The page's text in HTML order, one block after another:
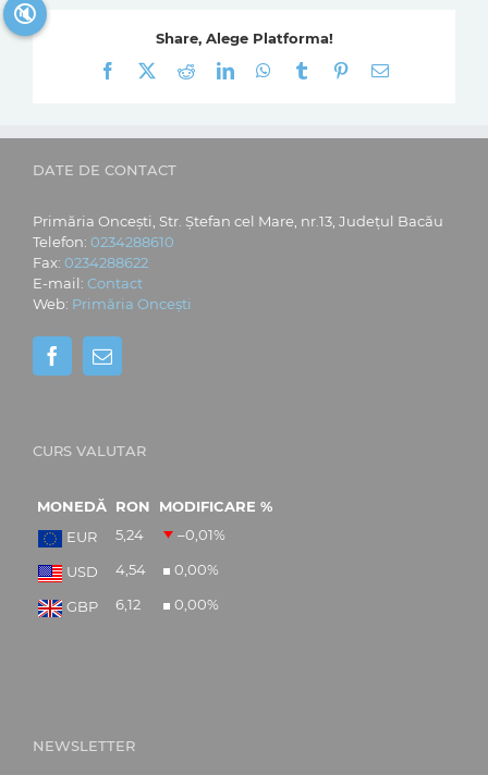
Share, Alege Platforma!
Facebook
RedditLinkedInWhatsApp
Tumblr Pinterest
E-
DATE DE CONTACT
Primăria Oncești, Str. Ștefan cel Mare, nr.13, Județul Bacău
Telefon: 0234288610
Fax: 0234288622
E-mail: Contact
Web: Primăria Oncești
CURS VALUTAR
MONEDĂ RON
MODIFICARE %
EUR
5,24 –0,01%
USD 4,54 0,00%
GBP 6,12 0,00%
NEWSLETTER
🔇